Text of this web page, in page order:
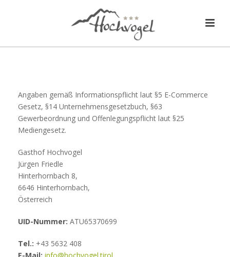
Angaben gemäß Informationspflicht laut §5 E-Commerce
Gesetz, §14 Unternehmensgesetzbuch, §63
Gewerbeordnung und Offenlegungspflicht laut §25
Mediengesetz.
Gasthof Hochvogel
Jürgen Friedle
Hinterhornbach 8,
6646 Hinterhornbach,
Österreich
UID-Nummer: ATU65370699
Tel.: +43 5632 408